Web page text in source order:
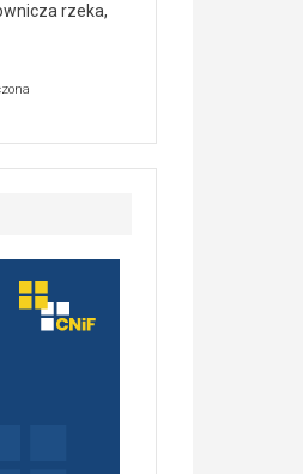
rzeka,